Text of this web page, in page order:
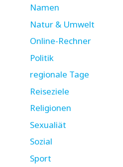
Namen
Natur & Umwelt
Online-Rechner
Politik
regionale Tage
Reiseziele
Religionen
Sexualiät
Sozial
Sport